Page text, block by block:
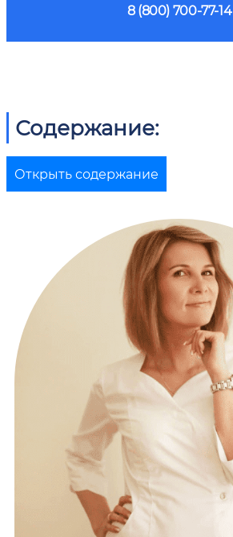
8 (800) 700-77-14
Содержание:
Открыть содержание